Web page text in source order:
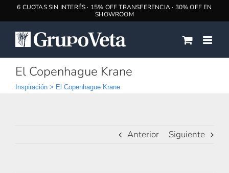
El Copenhague Krane
Inspiración > El Copenhague Krane
Anterior Siguiente